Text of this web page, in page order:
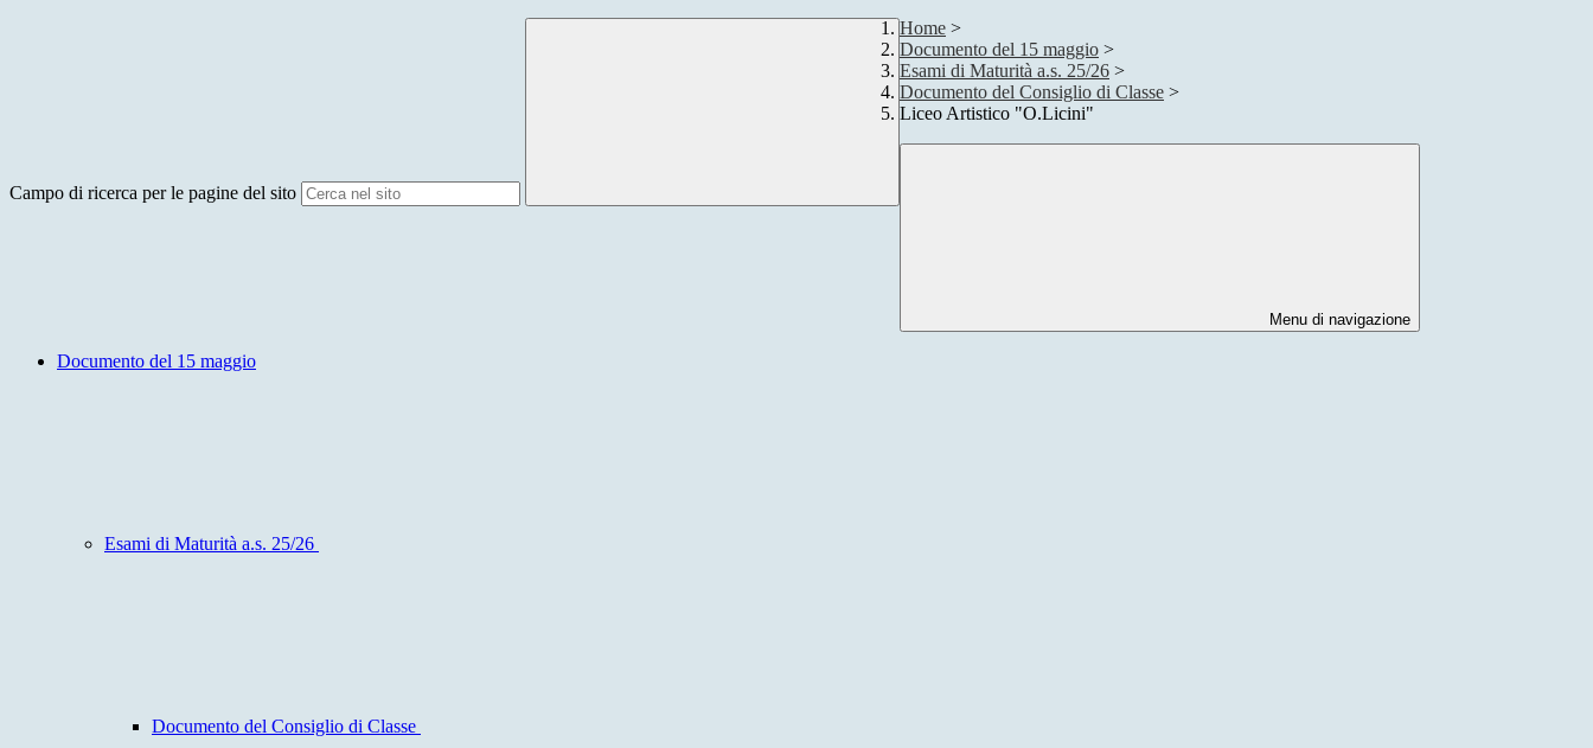
Campo di ricerca per le pagine del sito
Home >
Documento del 15 maggio >
Esami di Maturità a.s. 25/26 >
Documento del Consiglio di Classe >
Liceo Artistico "O.Licini"
Menu di navigazione
Documento del 15 maggio
Esami di Maturità a.s. 25/26
Documento del Consiglio di Classe